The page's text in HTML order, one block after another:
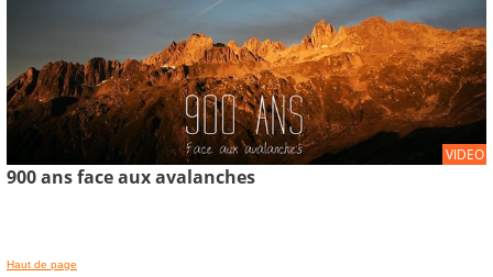
VIDEO
900 ans face aux avalanches
Haut de page